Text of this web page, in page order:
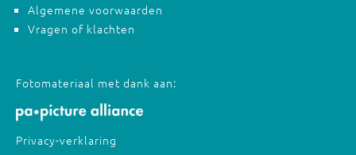
Algemene voorwaarden
Vragen of klachten
Fotomateriaal met dank aan:
Privacy-verklaring